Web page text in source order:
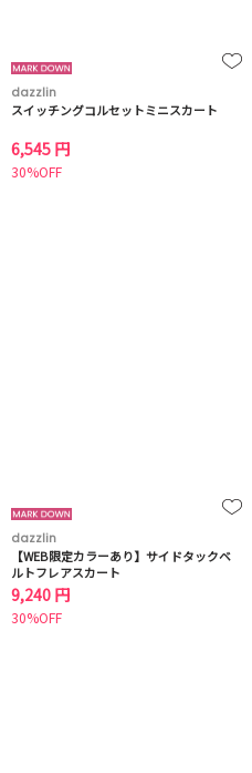
dazzlin
スイッチングコルセットミニスカート
6,545 円
30%OFF
dazzlin
【WEB限定カラーあり】サイドタックベ
ルトフレアスカート
9,240 円
30%OFF